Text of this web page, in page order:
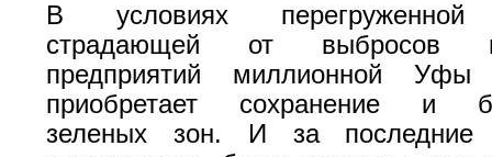
В условиях перегруженной
страдающей от выбросов
предприятий миллионной
приобретает сохранение и
зеленых зон. И за